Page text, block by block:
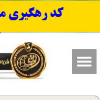
حساب کاربری من
سفارشات
​کد رهگیری